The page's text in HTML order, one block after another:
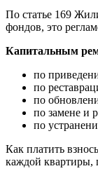
По статье 169
фондов, это
Капитальным
по
по
по
по замене и
по
Как платить
каждой квартиры,